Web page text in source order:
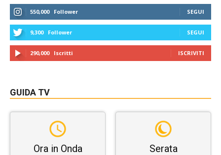
550,000 Follower SEGUI
9,300 Follower SEGUI
290,000 Iscritti ISCRIVITI
GUIDA TV
Ora in Onda Serata